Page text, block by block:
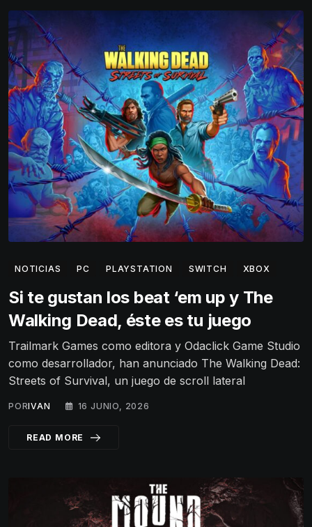
NOTICIAS PC PLAYSTATION SWITCH XBOX
Si te gustan los beat ‘em up y The
Walking Dead, éste es tu juego
Trailmark Games como editora y Odaclick Game Studio
como desarrollador, han anunciado The Walking Dead:
Streets of Survival, un juego de scroll lateral
PORIVAN 16 JUNIO, 2026
READ MORE